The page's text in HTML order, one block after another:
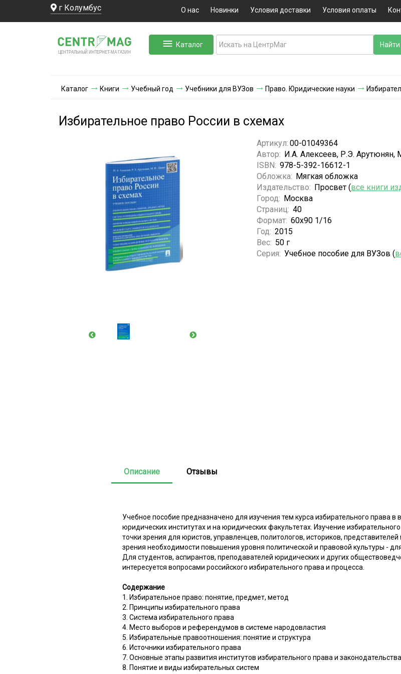
г Колумбус О нас Новинки Условия доставки Условия оплаты
ЦЕНТРАЛЬНЫЙ ИНТЕРНЕТ-МА ГАЗИН
Каталог
Каталог Книги Учебный год Учебники для ВУЗов Право. Юридические науки
Избирательное право России в схемах
Артикул: 00-01049364
Автор: И.А. Алексеев, Р.Э. Арутюнян,
ISBN: 978-5-392-16612-1
Обложка: Мягкая обложка
Издательство: Просвет (все книги
Город: Москва
Страниц: 40
Формат: 60х90 1/16
Год: 2015
Вес: 50 г
Серия: Учебное пособие для ВУЗов (
Описание Отзывы
Учебное пособие предназначено для изучения тем курса избирательного права
юридических институтах и на юридических факультетах. Изучение
точки зрения для юристов, управленцев, политологов, историков, представителей
зрения необходимости повышения уровня политической и правовой культуры -
Для студентов, аспирантов, преподавателей юридических и других
интересуется вопросами российского избирательного права и процесса.
Содержание
1. Избирательное право: понятие, предмет, метод
2. Принципы избирательного права
3. Система избирательного права
4. Место выборов и референдумов в системе народовластия
5. Избирательные правоотношения: понятие и структура
6. Источники избирательного права
7. Основные этапы развития институтов избирательного права и
8. Понятие и виды избирательных систем